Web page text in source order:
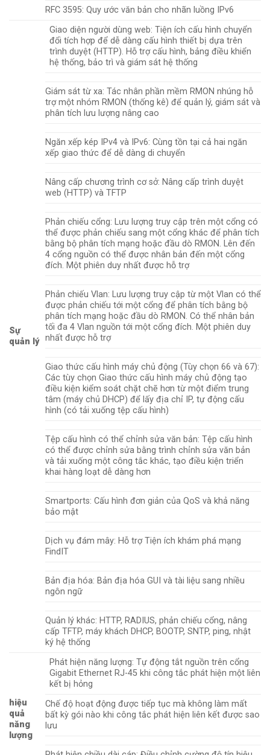
RFC 3595: Quy ước văn bản cho nhãn luồng IPv6
Sự
quản lý
Giao diện người dùng web: Tiện ích cấu hình chuyển
đổi tích hợp để dễ dàng cấu hình thiết bị dựa trên
trình duyệt (HTTP). Hỗ trợ cấu hình, bảng điều khiển
hệ thống, bảo trì và giám sát hệ thống
Giám sát từ xa: Tác nhân phần mềm RMON nhúng hỗ
trợ một nhóm RMON (thống kê) để quản lý, giám sát và
phân tích lưu lượng nâng cao
Ngăn xếp kép IPv4 và IPv6: Cùng tồn tại cả hai ngăn
xếp giao thức để dễ dàng di chuyển
Nâng cấp chương trình cơ sở: Nâng cấp trình duyệt
web (HTTP) và TFTP
Phản chiếu cổng: Lưu lượng truy cập trên một cổng có
thể được phản chiếu sang một cổng khác để phân tích
bằng bộ phân tích mạng hoặc đầu dò RMON. Lên đến
4 cổng nguồn có thể được nhân bản đến một cổng
đích. Một phiên duy nhất được hỗ trợ
Phản chiếu Vlan: Lưu lượng truy cập từ một Vlan có thể
được phản chiếu tới một cổng để phân tích bằng bộ
phân tích mạng hoặc đầu dò RMON. Có thể nhân bản
tối đa 4 Vlan nguồn tới một cổng đích. Một phiên duy
nhất được hỗ trợ
Giao thức cấu hình máy chủ động (Tùy chọn 66 và 67):
Các tùy chọn Giao thức cấu hình máy chủ động tạo
điều kiện kiểm soát chặt chẽ hơn từ một điểm trung
tâm (máy chủ DHCP) để lấy địa chỉ IP, tự động cấu
hình (có tải xuống tệp cấu hình)
Tệp cấu hình có thể chỉnh sửa văn bản: Tệp cấu hình
có thể được chỉnh sửa bằng trình chỉnh sửa văn bản
và tải xuống một công tắc khác, tạo điều kiện triển
khai hàng loạt dễ dàng hơn
Smartports: Cấu hình đơn giản của QoS và khả năng
bảo mật
Dịch vụ đám mây: Hỗ trợ Tiện ích khám phá mạng
FindIT
Bản địa hóa: Bản địa hóa GUI và tài liệu sang nhiều
ngôn ngữ
Quản lý khác: HTTP, RADIUS, phản chiếu cổng, nâng
cấp TFTP, máy khách DHCP, BOOTP, SNTP, ping, nhật
ký hệ thống
hiệu
quả
năng
lượng
Phát hiện năng lượng: Tự động tắt nguồn trên cổng
Gigabit Ethernet RJ-45 khi công tắc phát hiện một liên
kết bị hỏng
Chế độ hoạt động được tiếp tục mà không làm mất
bất kỳ gói nào khi công tắc phát hiện liên kết được sao
lưu